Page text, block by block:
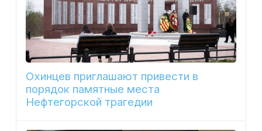
Охинцев приглашают привести в
порядок памятные места
Нефтегорской трагедии